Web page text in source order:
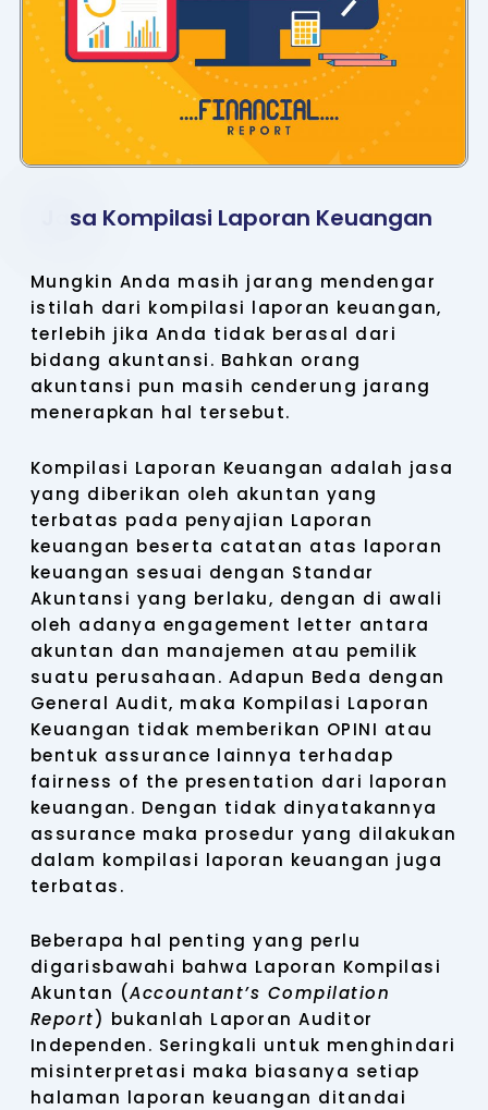
sa Kompilasi Laporan Keuangan
Mungkin Anda masih jarang mendengar
istilah dari kompilasi laporan keuangan,
terlebih jika Anda tidak berasal dari
bidang akuntansi. Bahkan orang
akuntansi pun masih cenderung jarang
menerapkan hal tersebut.
Kompilasi Laporan Keuangan adalah jasa
yang diberikan oleh akuntan yang
terbatas pada penyajian Laporan
keuangan beserta catatan atas laporan
keuangan sesuai dengan Standar
Akuntansi yang berlaku, dengan di awali
oleh adanya engagement letter antara
akuntan dan manajemen atau pemilik
suatu perusahaan. Adapun Beda dengan
General Audit, maka Kompilasi Laporan
Keuangan tidak memberikan OPINI atau
bentuk assurance lainnya terhadap
fairness of the presentation dari laporan
keuangan. Dengan tidak dinyatakannya
assurance maka prosedur yang dilakukan
dalam kompilasi laporan keuangan juga
terbatas.
Beberapa hal penting yang perlu
digarisbawahi bahwa Laporan Kompilasi
Akuntan (Accountant’s Compilation
Report) bukanlah Laporan Auditor
Independen. Seringkali untuk menghindari
misinterpretasi maka biasanya setiap
halaman laporan keuangan ditandai